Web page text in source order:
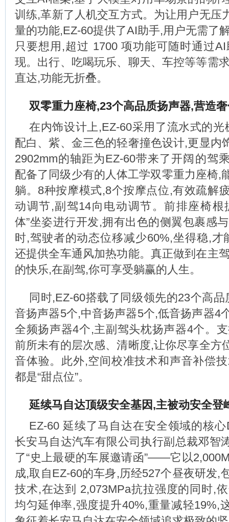
训练,革新了人机交互方式。为让用户无压
量的功能,EZ-60提供了AI助手,用户无需了
只要想用,超过 1700 项功能可随时通过
现。出行、吃喝玩乐、聊天、车控等等需
直达,功能无折叠。
双零重力座椅,23个高品质扬声器,营造
在内饰设计上,EZ-60采用了流水式的
配白、紫、金三色的轻奢撞色设计,更显内
2902mm的轴距为EZ-60带来了开阔的驾
配备了同级少有的人体工学双零重力座椅,
躺。8种按摩模式,8个按摩点位,有效疏解
动调节,副驾14向电动调节。前排座椅根
体”坐姿进行开发,拥有出色的侧翼包裹感
时,驾驶者的动态位移减少60%,坐得稳,才
还提供全车通风加热功能。真正做到在主
的快乐,在副驾,你可享受躺赢的人生。
同时,EZ-60搭载了同级领先的23个高
音扬声器5个,中音扬声器5个,低音扬声器4
全频扬声器4个,主副驾头枕扬声器4个。
前所未有的层次感、清晰度,让你尽享全方
音体验。此外,空间校准技术和声音补偿
都是“甜点位”。
延续马自达顶级安全基因,主被动安全登
EZ-60 延续了马自达在安全领域的核
长安马自达汽车有限公司执行副总裁邓智
了“史上最硬的车展邀请函”——它以
成,取自EZ-60的车身,历经527个昼夜研发,
技术,在达到 2,073MPa抗拉强度的同时,
均匀延伸率,强度提升40%,重量减轻19%,